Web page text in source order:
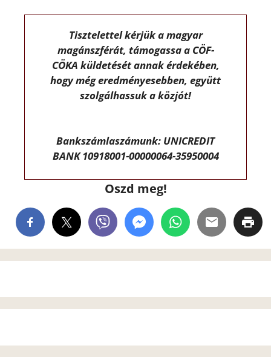
Tisztelettel kérjük a magyar
magánszférát, támogassa a CÖF-
CÖKA küldetését annak érdekében,
hogy még eredményesebben, együtt
szolgálhassuk a közjót!
Bankszámlaszámunk: UNICREDIT
BANK 10918001-00000064-35950004
Oszd meg!